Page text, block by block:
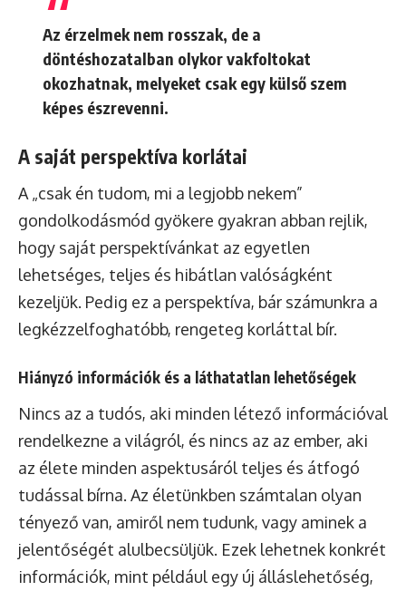
Az érzelmek nem rosszak, de a
döntéshozatalban olykor vakfoltokat
okozhatnak, melyeket csak egy külső szem
képes észrevenni.
A saját perspektíva korlátai
A „csak én tudom, mi a legjobb nekem”
gondolkodásmód gyökere gyakran abban rejlik,
hogy saját perspektívánkat az egyetlen
lehetséges, teljes és hibátlan valóságként
kezeljük. Pedig ez a perspektíva, bár számunkra a
legkézzelfoghatóbb, rengeteg korláttal bír.
Hiányzó információk és a láthatatlan lehetőségek
Nincs az a tudós, aki minden létező információval
rendelkezne a világról, és nincs az az ember, aki
az élete minden aspektusáról teljes és átfogó
tudással bírna. Az életünkben számtalan olyan
tényező van, amiről nem tudunk, vagy aminek a
jelentőségét alulbecsüljük. Ezek lehetnek konkrét
információk, mint például egy új álláslehetőség,